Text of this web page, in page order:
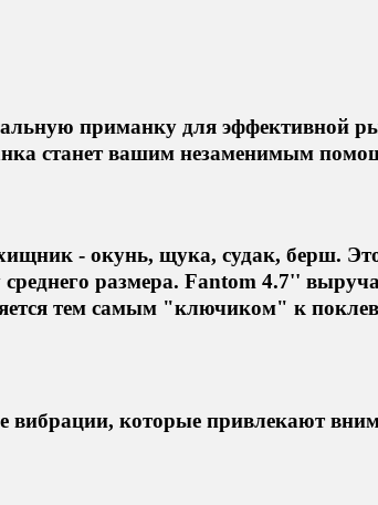
приманку для эффективной
станет вашим незаменимым
- окунь, щука, судак, берш.
размера. Fantom 4.7''
тем самым "ключиком" к
вибрации, которые привлекают